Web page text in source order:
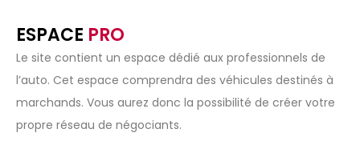
ESPACE PRO
Le site contient un espace dédié aux professionnels de
l’auto. Cet espace comprendra des véhicules destinés à
marchands. Vous aurez donc la possibilité de créer votre
propre réseau de négociants.